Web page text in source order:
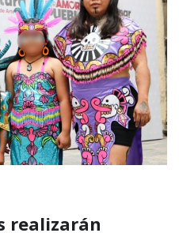
realizarán